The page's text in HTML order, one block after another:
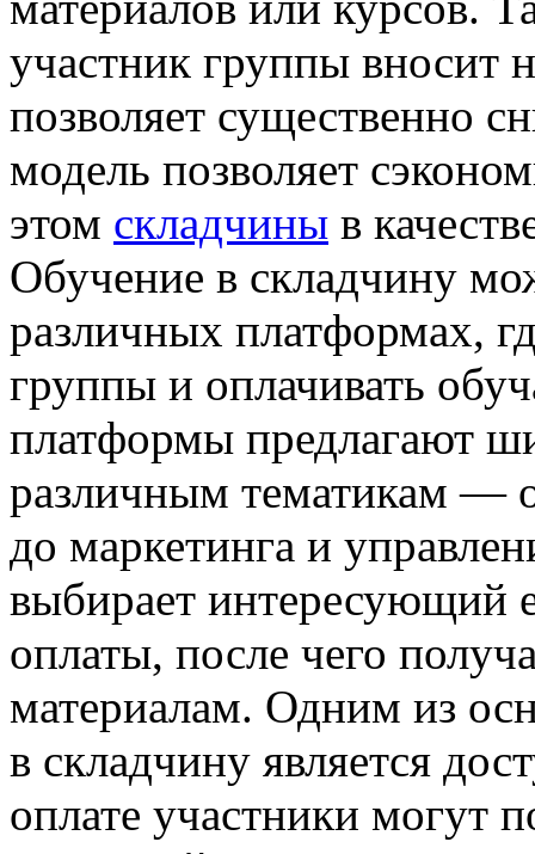
участник группы вносит
позволяет существенно
модель позволяет
этом складчины в
Обучение в складчину
различных платформах,
группы и оплачивать
платформы предлагают
различным тематикам —
до маркетинга и
выбирает интересующий
оплаты, после чего
материалам. Одним из
в складчину является
оплате участники могут